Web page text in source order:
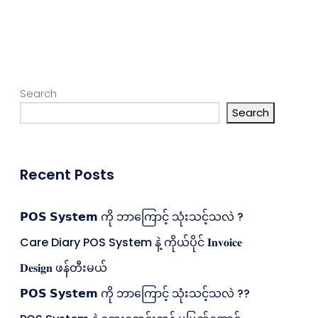
Search
Search
Recent Posts
𝗣𝗢𝗦 𝗦𝘆𝘀𝘁𝗲𝗺 ကို ဘာကြောင့် သုံးသင့်သလဲ ?
Care Diary POS System နဲ့ ကိုယ်ပိုင် 𝐈𝐧𝐯𝐨𝐢𝐜𝐞
𝐃𝐞𝐬𝐢𝐠𝐧 ဖန်တီးမယ်
𝗣𝗢𝗦 𝗦𝘆𝘀𝘁𝗲𝗺 ကို ဘာကြောင့် သုံးသင့်သလဲ ??